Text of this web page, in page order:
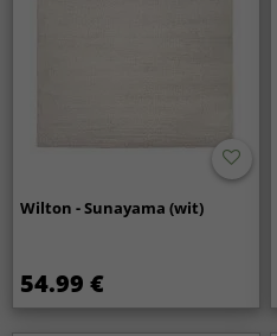
Wilton - Sunayama (wit)
54.99 €